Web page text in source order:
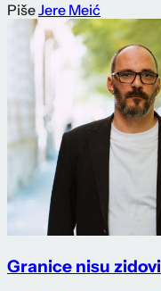
PišeJere Meić
Granice nisu zidovi